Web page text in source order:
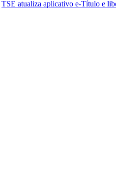
TSE atualiza aplicativo e-Título e